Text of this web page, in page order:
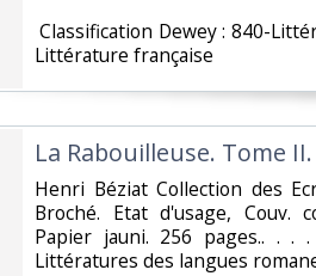
Classification Dewey : 840-
Littérature française‎
‎La Rabouilleuse. Tome II.‎
‎Henri Béziat Collection des
Broché. Etat d'usage, Couv.
Papier jauni. 256 pages.. . .
Littératures des langues